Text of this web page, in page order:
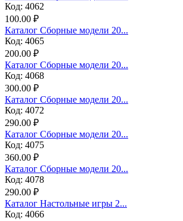
Код: 4062
100.00 ₽
Каталог Сборные модели 20...
Код: 4065
200.00 ₽
Каталог Сборные модели 20...
Код: 4068
300.00 ₽
Каталог Сборные модели 20...
Код: 4072
290.00 ₽
Каталог Сборные модели 20...
Код: 4075
360.00 ₽
Каталог Сборные модели 20...
Код: 4078
290.00 ₽
Каталог Настольные игры 2...
Код: 4066